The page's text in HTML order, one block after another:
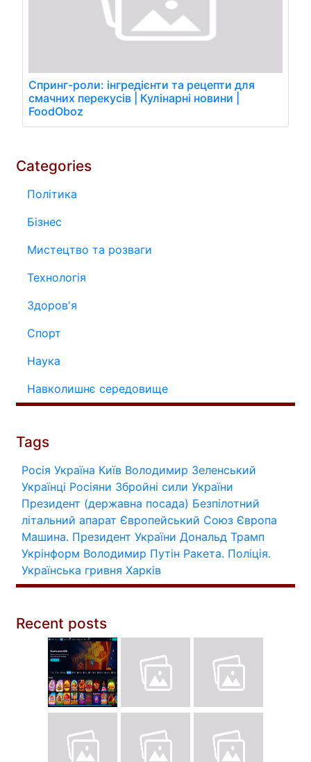
Спринг-роли: інгредієнти та рецепти для
смачних перекусів | Кулінарні новини |
FoodOboz
Categories
Політика
Бізнес
Мистецтво та розваги
Технологія
Здоров'я
Спорт
Наука
Навколишнє середовище
Tags
Росія Україна Київ Володимир Зеленський
Українці Росіяни Збройні сили України
Президент (державна посада) Безпілотний
літальний апарат Європейський Союз Європа
Машина. Президент України Дональд Трамп
Укрінформ Володимир Путін Ракета. Поліція.
Українська гривня Харків
Recent posts